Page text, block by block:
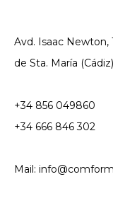
Avd. Isaac Newton,
de Sta. María
+34 856 049860
+34 666 846 302
Mail: